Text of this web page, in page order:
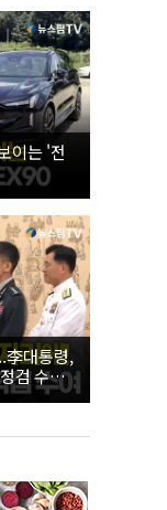
이는 '전
李대통령,
검 수치
검 수치